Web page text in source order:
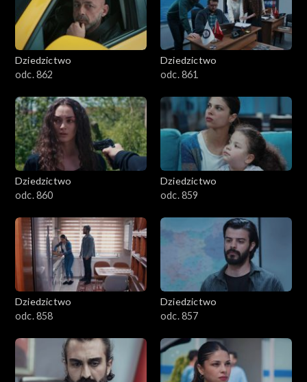
Dziedzictwo
odc. 862
Dziedzictwo
odc. 861
Dziedzictwo
odc. 860
Dziedzictwo
odc. 859
Dziedzictwo
odc. 858
Dziedzictwo
odc. 857